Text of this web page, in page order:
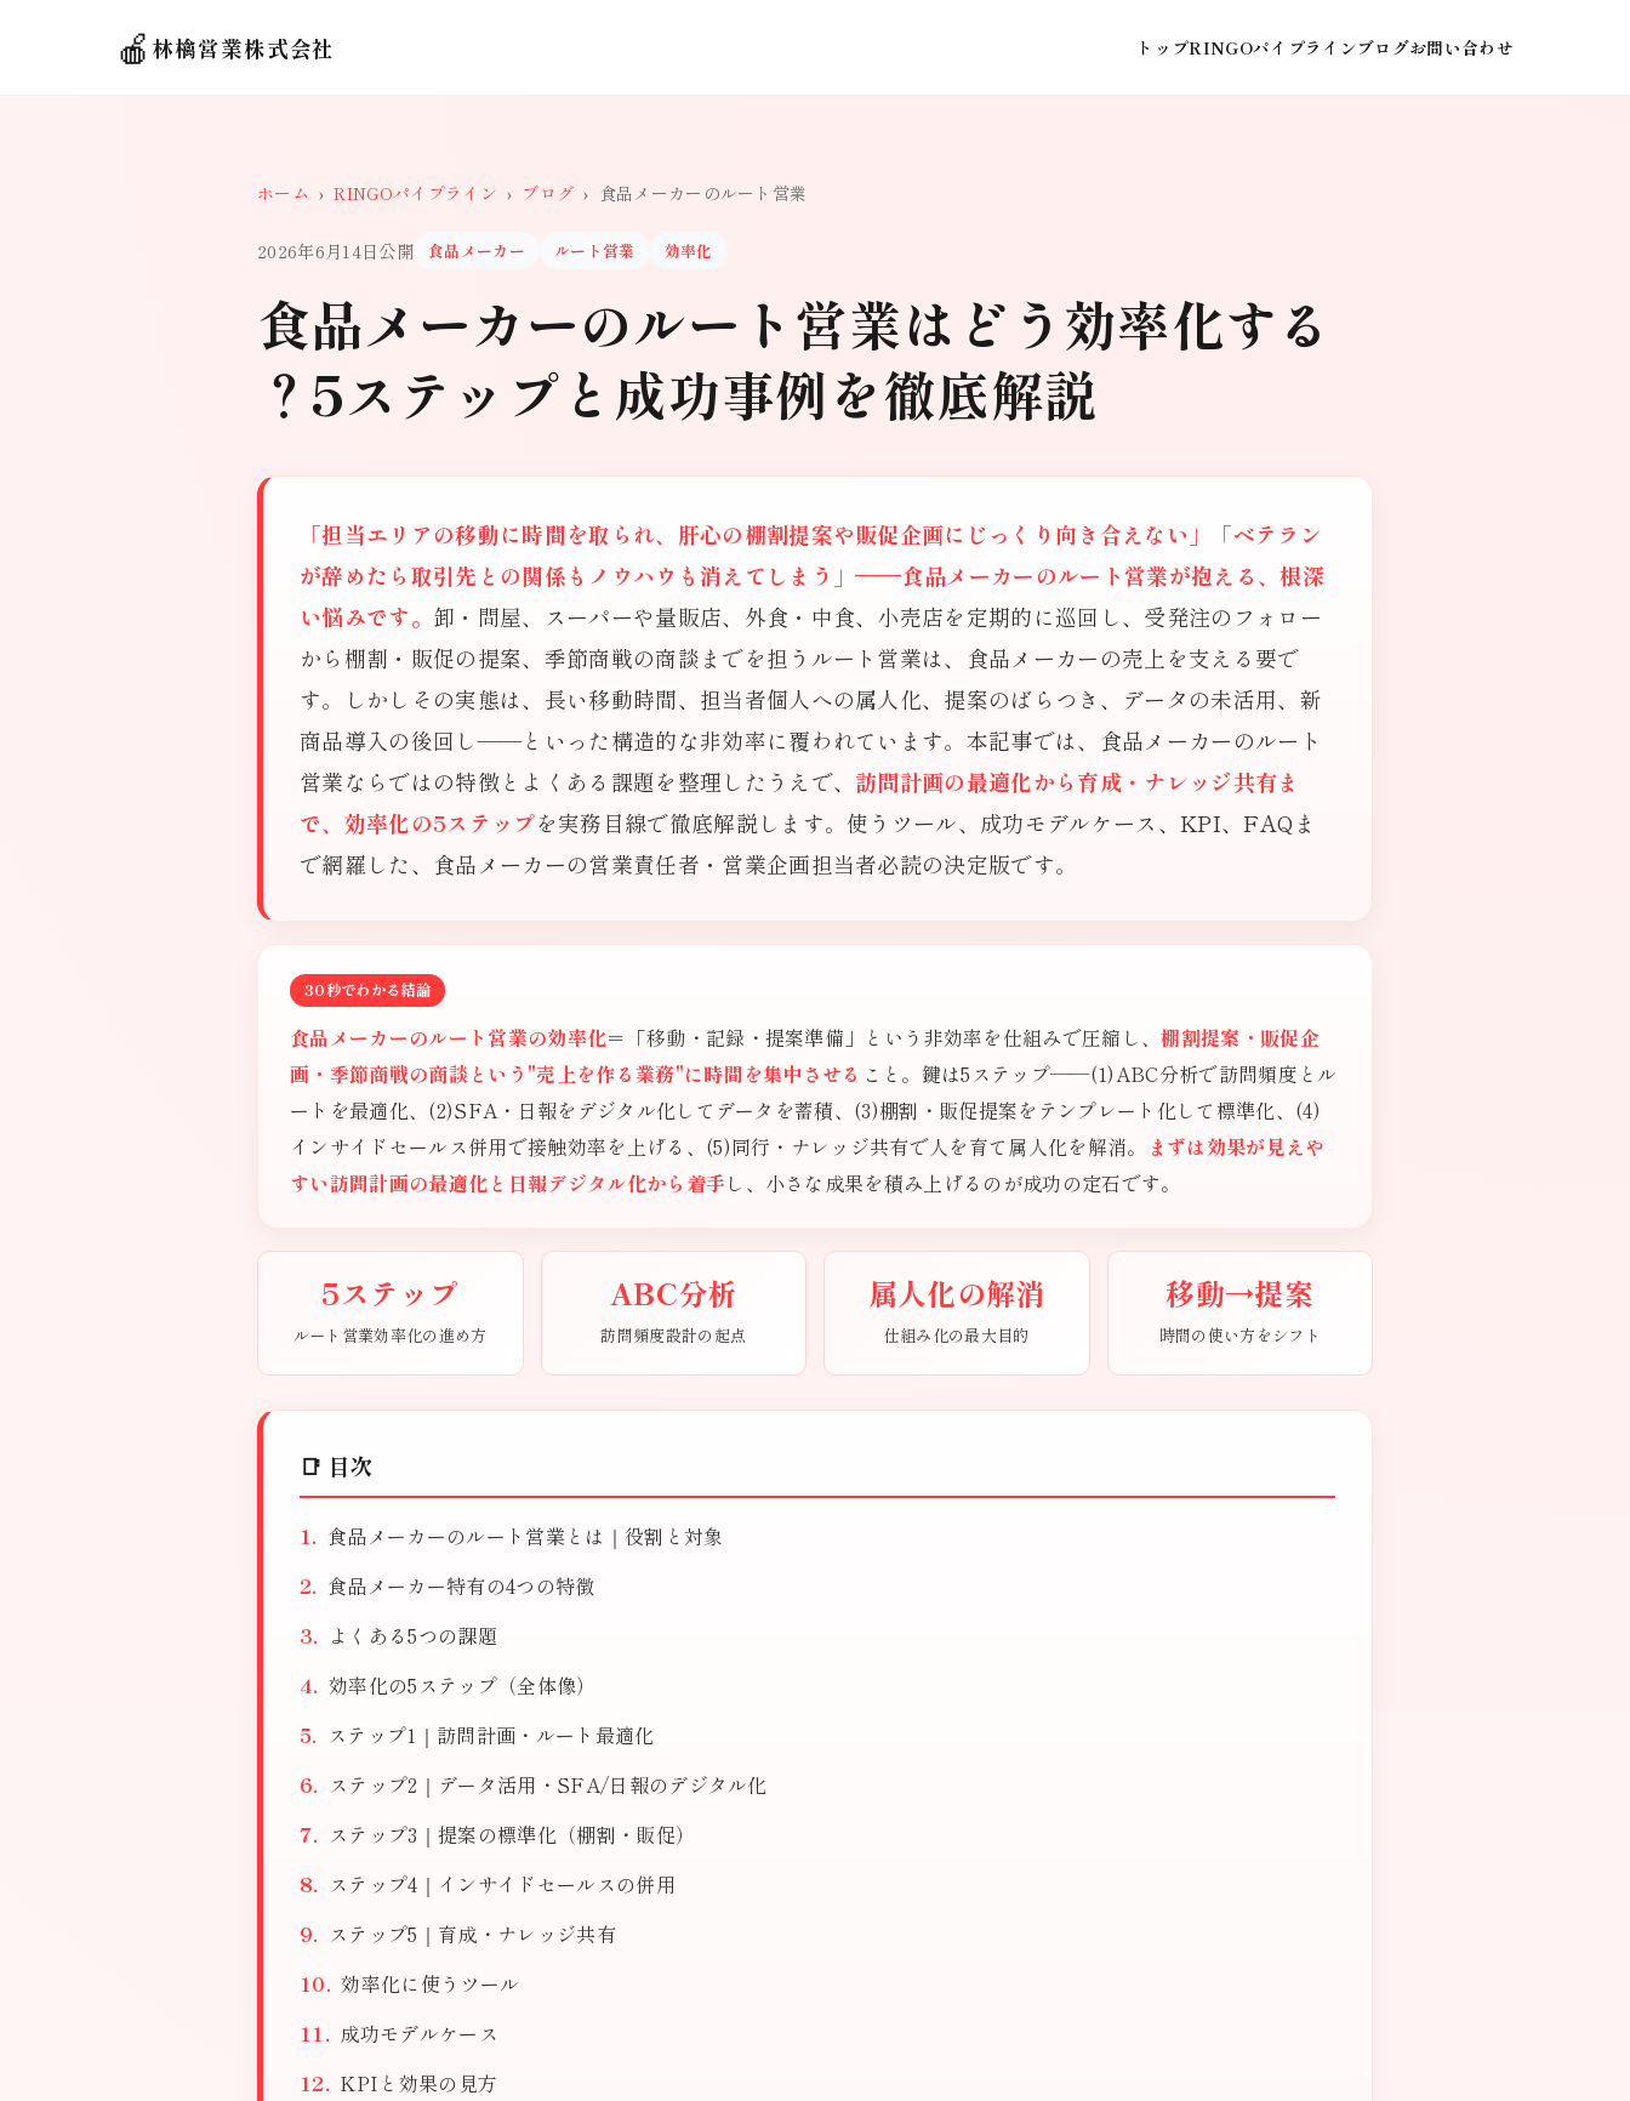
🍎 林檎営業株式会社 トップRINGOパイプライン ブログお問い合わせ
ホーム › RINGOパイプライン › ブログ › 食品メーカーのルート営業
2026年6月14日公開 食品メーカー ルート営業 効率化
食品メーカーのルート営業はどう効率化する
？5ステップと成功事例を徹底解説
「担当エリアの移動に時間を取られ、肝心の棚割提案や販促企画にじっくり向き合えない」「ベテラン
が辞めたら取引先との関係もノウハウも消えてしまう」——食品メーカーのルート営業が抱える、根深
い悩みです。 卸・問屋、スーパーや量販店、外食・中食、小売店を定期的に巡回し、受発注のフォロー
から棚割・販促の提案、季節商戦の商談までを担うルート営業は、食品メーカーの売上を支える要で
す。しかしその実態は、長い移動時間、担当者個人への属人化、提案のばらつき、データの未活用、新
商品導入の後回し——といった構造的な非効率に覆われています。本記事では、食品メーカーのルート
営業ならではの特徴とよくある課題を整理したうえで、 訪問計画の最適化から育成・ナレッジ共有ま
で、効率化の5ステップを実務目線で徹底解説します。使うツール、成功モデルケース、KPI、FAQま
で網羅した、食品メーカーの営業責任者・営業企画担当者必読の決定版です。
30秒でわかる結論
食品メーカーのルート営業の効率化＝「移動・記録・提案準備」という非効率を仕組みで圧縮し、棚割提案・販促企
画・季節商戦の商談という"売上を作る業務"に時間を集中させる こと。鍵は5ステップ——(1)ABC分析で訪問頻度とル
ートを最適化、(2)SFA・日報をデジタル化してデータを蓄積、(3)棚割・販促提案をテンプレート化して標準化、(4)
インサイドセールス併用で接触効率を上げる、(5)同行・ナレッジ共有で人を育て属人化を解消。
まずは効果が見えや
すい訪問計画の最適化と日報デジタル化から着手 し、小さな成果を積み上げるのが成功の定石です。
5ステップ
ルート営業効率化の進め方
ABC分析
訪問頻度設計の起点
属人化の解消
仕組み化の最大目的
移動→提案
時間の使い方をシフト
📑 目次
食品メーカーのルート営業とは｜役割と対象
食品メーカー特有の4つの特徴
よくある5つの課題
効率化の5ステップ（全体像）
ステップ1｜訪問計画・ルート最適化
ステップ2｜データ活用・SFA/日報のデジタル化
ステップ3｜提案の標準化（棚割・販促）
ステップ4｜インサイドセールスの併用
ステップ5｜育成・ナレッジ共有
効率化に使うツール
成功モデルケース
KPIと効果の見方